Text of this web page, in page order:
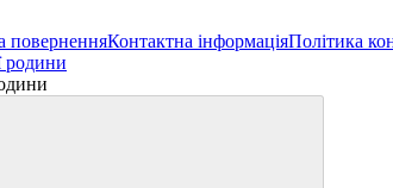
поверненняКонтактна інформаціяПолітика